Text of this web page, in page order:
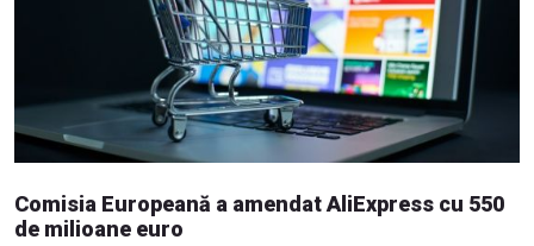
Comisia Europeană a amendat AliExpress cu 550
de milioane euro